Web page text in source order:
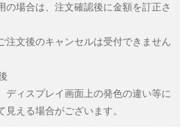
場合は、注文確認後に金額を訂正さ
文後のキャンセルは受付できません
ィスプレイ画面上の発色の違い等に
える場合がございます。